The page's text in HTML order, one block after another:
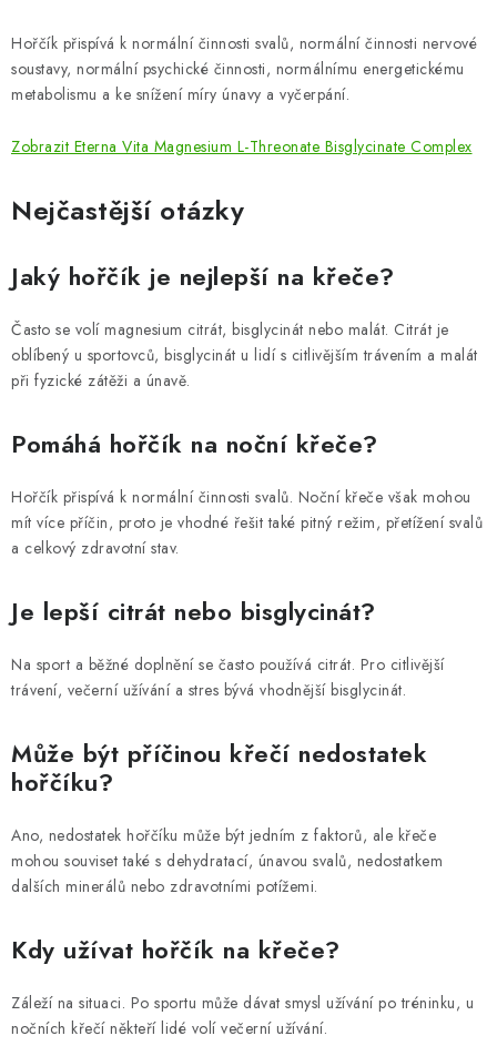
Hořčík přispívá k normální činnosti svalů, normální činnosti nervové
soustavy, normální psychické činnosti, normálnímu energetickému
metabolismu a ke snížení míry únavy a vyčerpání.
Zobrazit Eterna Vita Magnesium L-Threonate Bisglycinate Complex
Nejčastější otázky
Jaký hořčík je nejlepší na křeče?
Často se volí magnesium citrát, bisglycinát nebo malát. Citrát je
oblíbený u sportovců, bisglycinát u lidí s citlivějším trávením a malát
při fyzické zátěži a únavě.
Pomáhá hořčík na noční křeče?
Hořčík přispívá k normální činnosti svalů. Noční křeče však mohou
mít více příčin, proto je vhodné řešit také pitný režim, přetížení svalů
a celkový zdravotní stav.
Je lepší citrát nebo bisglycinát?
Na sport a běžné doplnění se často používá citrát. Pro citlivější
trávení, večerní užívání a stres bývá vhodnější bisglycinát.
Může být příčinou křečí nedostatek
hořčíku?
Ano, nedostatek hořčíku může být jedním z faktorů, ale křeče
mohou souviset také s dehydratací, únavou svalů, nedostatkem
dalších minerálů nebo zdravotními potížemi.
Kdy užívat hořčík na křeče?
Záleží na situaci. Po sportu může dávat smysl užívání po tréninku, u
nočních křečí někteří lidé volí večerní užívání.